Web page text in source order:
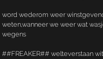
word wederom weer
weten,wanneer we weer wat
wegens
##FREAKER## welteverstaan